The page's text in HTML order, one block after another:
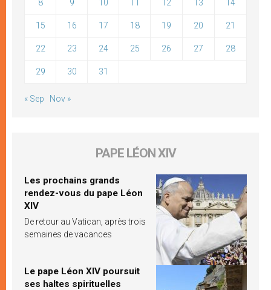
8 9 10 11 12 13 14
15 16 17 18 19 20 21
22 23 24 25 26 27 28
29 30 31
« Sep Nov »
PAPE LÉON XIV
Les prochains grands
rendez-vous du pape Léon
XIV
De retour au Vatican, après trois
semaines de vacances
Le pape Léon XIV poursuit
ses haltes spirituelles